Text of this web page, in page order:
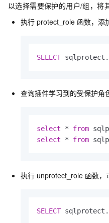
以选择需要保护的用户/组，将
执行 protect_role 函数，添
SELECT
查询插件学习到的受保护角
select * from
select * from
执行 unprotect_role 函数，
SELECT